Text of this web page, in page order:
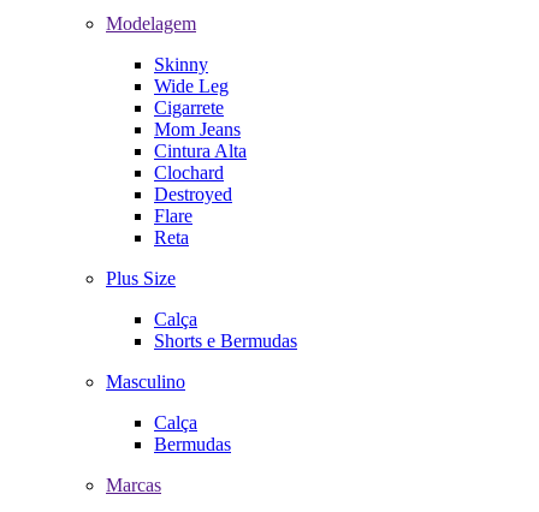
Modelagem
Skinny
Wide Leg
Cigarrete
Mom Jeans
Cintura Alta
Clochard
Destroyed
Flare
Reta
Plus Size
Calça
Shorts e Bermudas
Masculino
Calça
Bermudas
Marcas